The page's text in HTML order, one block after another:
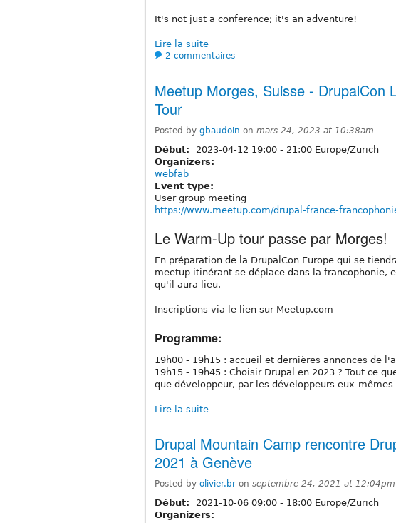
It's not just a conference; it's an adventure!
Lire la suite
2 commentaires
Meetup Morges, Suisse - DrupalCon
Tour
Posted by gbaudoin on mars 24, 2023 at 10:38am
Début: 2023-04-12 19:00 - 21:00 Europe/Zurich
Organizers:
webfab
Event type:
User group meeting
https://www.meetup.com/drupal-france-
Le Warm-Up tour passe par Morges!
En préparation de la DrupalCon Europe qui se
meetup itinérant se déplace dans la francophonie,
qu'il aura lieu.
Inscriptions via le lien sur Meetup.com
Programme:
19h00 - 19h15 : accueil et dernières annonces de
19h15 - 19h45 : Choisir Drupal en 2023 ? Tout ce
que développeur, par les développeurs eux-mêmes
Lire la suite
Drupal Mountain Camp rencontre
2021 à Genève
Posted by olivier.br on septembre 24, 2021 at 12:04pm
Début: 2021-10-06 09:00 - 18:00 Europe/Zurich
Organizers: